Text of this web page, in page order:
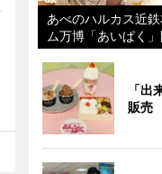
あべのハルカス近
ム万博「あいぱく
「出
販売